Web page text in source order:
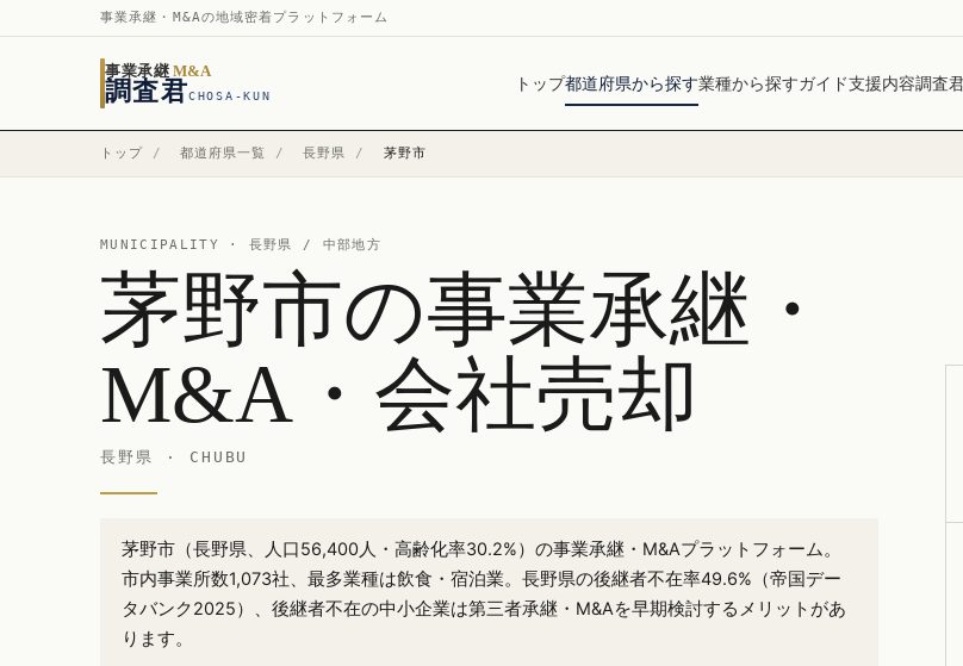
事業承継・M&Aの地域密着プラットフォーム
事業承継 M&A
調査君CHOSA-KUN
トップ都道府県から探す業種から探すガイド支援内容調査
トップ / 都道府県一覧 / 長野県 / 茅野市
MUNICIPALITY · 長野県 / 中部地方
茅野市の事業承継・
M&A・会社売却
長野県 · CHUBU
茅野市（長野県、人口56,400人・高齢化率30.2%）の事業承継・M&Aプラットフォーム。
市内事業所数1,073社、最多業種は飲食・宿泊業。長野県の後継者不在率49.6%（帝国デー
タバンク2025）、後継者不在の中小企業は第三者承継・M&Aを早期検討するメリットがあ
ります。